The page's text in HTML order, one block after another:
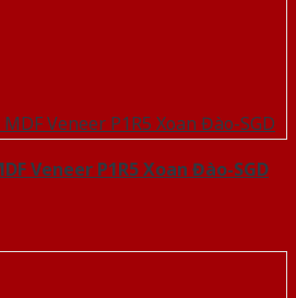
Veneer P1R5 Xoan Đào-SGD